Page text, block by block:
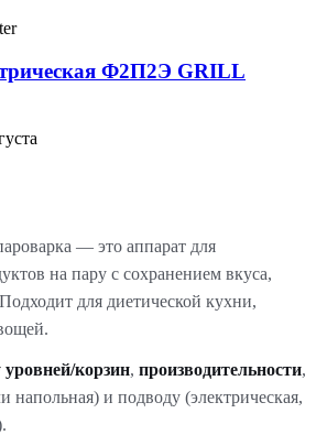
Ф2П2Э GRILL
— это аппарат для
на пару с сохранением вкуса,
для диетической кухни,
уровней/корзин, производительности,
напольная) и подводу (электрическая,